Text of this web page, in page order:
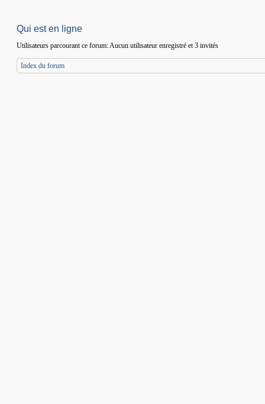
Qui est en ligne
Utilisateurs parcourant ce forum: Aucun utilisateur enregistré et 3 invités
Index du forum